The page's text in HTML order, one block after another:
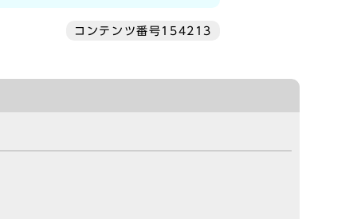
コンテンツ番号154213